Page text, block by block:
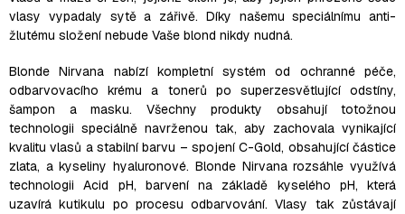
vlasy vypadaly sytě a zářivě. Díky našemu speciálnímu anti-
žlutému složení nebude Vaše blond nikdy nudná.
Blonde Nirvana nabízí kompletní systém od ochranné péče,
odbarvovacího krému a tonerů po superzesvětlující odstíny,
šampon a masku. Všechny produkty obsahují totožnou
technologii speciálně navrženou tak, aby zachovala vynikající
kvalitu vlasů a stabilní barvu – spojení C-Gold, obsahující částice
zlata, a kyseliny hyaluronové. Blonde Nirvana rozsáhle využívá
technologii Acid pH, barvení na základě kyselého pH, která
uzavírá kutikulu po procesu odbarvování. Vlasy tak zůstávají